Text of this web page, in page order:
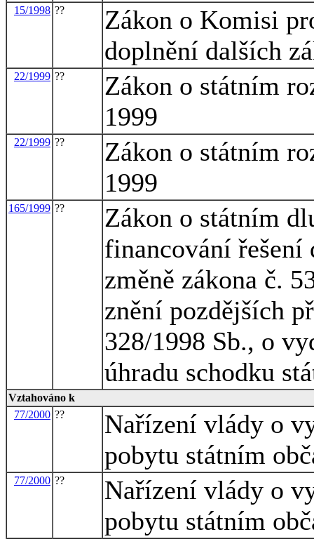
15/1998 ??
Zákon o Komisi
doplnění dalších
22/1999 ??
Zákon o státním
1999
22/1999 ??
Zákon o státním
1999
165/1999 ??
Zákon o státním
financování řešení
změně zákona č.
znění pozdějších
328/1998 Sb., o
úhradu schodku
Vztahováno k
77/2000 ??
Nařízení vlády o
pobytu státním
77/2000 ??
Nařízení vlády o
pobytu státním